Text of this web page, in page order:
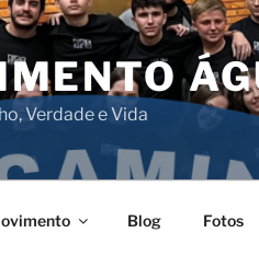
Verdade e Vida
Blog Fotos